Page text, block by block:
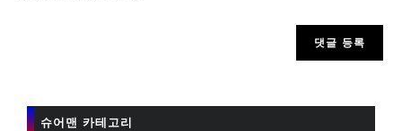
슈어맨 카테고리